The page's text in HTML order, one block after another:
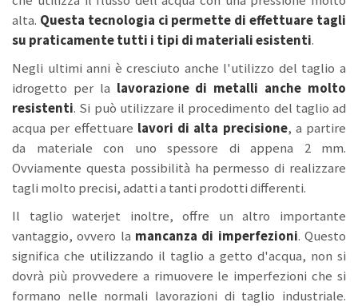
alta. Questa tecnologia ci permette di effettuare tagli
su praticamente tutti i tipi di materiali esistenti.
Negli ultimi anni è cresciuto anche l'utilizzo del taglio a
idrogetto per la lavorazione di metalli anche molto
resistenti. Si può utilizzare il procedimento del taglio ad
acqua per effettuare lavori di alta precisione, a partire
da materiale con uno spessore di appena 2 mm.
Ovviamente questa possibilità ha permesso di realizzare
tagli molto precisi, adatti a tanti prodotti differenti.
Il taglio waterjet inoltre, offre un altro importante
vantaggio, ovvero la mancanza di imperfezioni. Questo
significa che utilizzando il taglio a getto d'acqua, non si
dovrà più provvedere a rimuovere le imperfezioni che si
formano nelle normali lavorazioni di taglio industriale.